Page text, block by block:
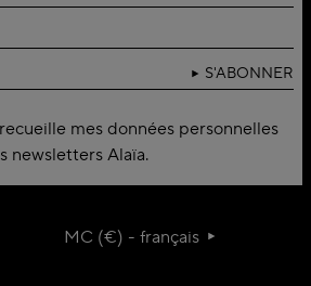
S'ABONNER
mes données personnelles
newsletters Alaïa.
MC (€) - français